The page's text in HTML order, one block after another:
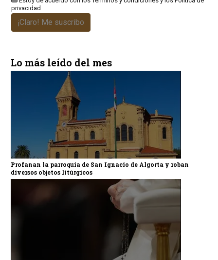
privacidad
¡Claro! Me suscribo
Lo más leído del mes
Profanan la parroquia de San Ignacio de Algorta y roban
diversos objetos litúrgicos